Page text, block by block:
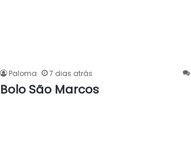
Paloma 7 dias atrás
Bolo São Marcos